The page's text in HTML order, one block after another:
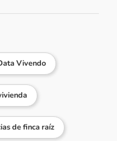
Vivendo
de finca raíz